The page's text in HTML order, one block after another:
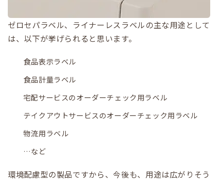
ゼロセパラベル、ライナーレスラベルの主な用途として
は、以下が挙げられると思います。
食品表示ラベル
食品計量ラベル
宅配サービスのオーダーチェック用ラベル
テイクアウトサービスのオーダーチェック用ラベル
物流用ラベル
…など
環境配慮型の製品ですから、今後も、用途は広がりそう